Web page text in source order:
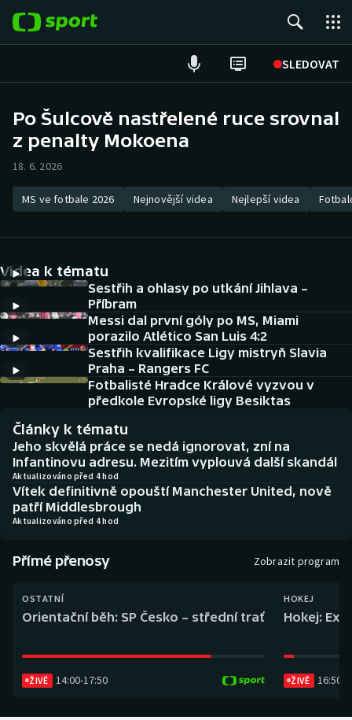
SLEDOVAT
Hokej
Atletika
DALŠÍ SPORTY
Americký fotbal
Baseball a softbal
Biatlon
Boby a skeleton
Box
Curling
Dostihy
NEPŘEHLÉDNĚTE
Historické návraty
Aplikace ČT sport
AZ kvíz
Po Šulcově nastřelené ruce srovnal
z penalty Mokoena
18. 6. 2026
MS ve fotbale 2026 Nejnovější videa Nejlepší videa
Videa k tématu
Sestřih a ohlasy po utkání Jihlava –
Příbram
Messi dal první góly po MS, Miami
porazilo Atlético San Luis 4:2
Sestřih kvalifikace Ligy mistryň Slavia
Praha – Rangers FC
Fotbalisté Hradce Králové vyzvou v
předkole Evropské ligy Besiktas
Články k tématu
Jeho skvělá práce se nedá ignorovat, zní na
Infantinovu adresu. Mezitím vyplouvá další skandál
Aktualizováno před 4 hod
Vítek definitivně opouští Manchester United, nově
patří Middlesbrough
Aktualizováno před 4 hod
Přímé přenosy Zobrazit program
OSTATNÍ
Orientační běh: SP Česko – střední trať
ŽIVĚ 14:00-17:50
HOKEJ
Hokej:
ŽIVĚ 16:50